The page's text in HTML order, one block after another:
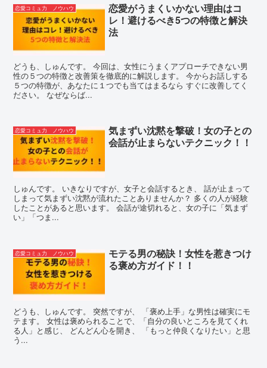
恋愛コミュ力 ノウハウ
恋愛がうまくいかない理由はコ
レ！避けるべき5つの特徴と解決
法
どうも、しゅんです。 今回は、女性にうまくアプローチできない男
性の５つの特徴と改善策を徹底的に解説します。 今からお話しする
５つの特徴が、あなたに１つでも当てはまるなら すぐに改善してく
ださい。 なぜならば...
恋愛コミュ力 ノウハウ
気まずい沈黙を撃破！女の子との
会話が止まらないテクニック！！
しゅんです。 いきなりですが、女子と会話するとき、 話が止まって
しまって気まずい沈黙が流れたことありませんか？ 多くの人が経験
したことがあると思います。 会話が途切れると、女の子に「気まず
い」「つま...
恋愛コミュ力 ノウハウ
モテる男の秘訣！女性を惹きつけ
る褒め方ガイド！！
どうも、しゅんです。 突然ですが、 「褒め上手」な男性は確実にモ
テます。 女性は褒められることで、「自分の良いところを見てくれ
る人」と感じ、 どんどん心を開き、 「もっと仲良くなりたい」と思
う...